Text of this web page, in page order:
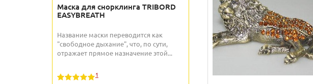
Маска для снорклинга TRIBORD
EASYBREATH
Название маски переводится как
"свободное дыхание", что, по сути,
отражает прямое назначение этой...
1